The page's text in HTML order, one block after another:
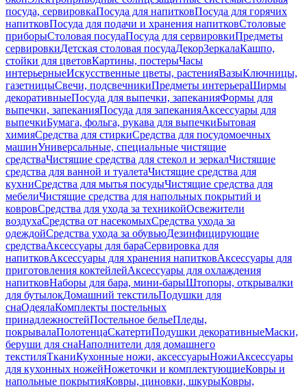
посуда, сервировкаПосуда для напитковПосуда для горячих
напитковПосуда для подачи и хранения напитковСтоловые
приборыСтоловая посудаПосуда для сервировкиПредметы
сервировкиДетская столовая посудаДекорЗеркалаКашпо,
стойки для цветовКартины, постерыЧасы
интерьерныеИскусственные цветы, растенияВазыКлючницы,
газетницыСвечи, подсвечникиПредметы интерьераШирмы
декоративныеПосуда для выпечки, запеканияФормы для
выпечки, запеканияПосуда для запеканияАксессуары для
выпечкиБумага, фольга, рукава для выпечкиБытовая
химияСредства для стиркиСредства для посудомоечных
машинУниверсальные, специальные чистящие
средстваЧистящие средства для стекол и зеркалЧистящие
средства для ванной и туалетаЧистящие средства для
кухниСредства для мытья посудыЧистящие средства для
мебелиЧистящие средства для напольных покрытий и
ковровСредства для ухода за техникойОсвежители
воздухаСредства от насекомыхСредства ухода за
одеждойСредства ухода за обувьюДезинфицирующие
средстваАксессуары для бараСервировка для
напитковАксессуары для хранения напитковАксессуары для
приготовления коктейлейАксессуары для охлаждения
напитковНаборы для бара, мини-барыШтопоры, открывалки
для бутылокДомашний текстильПодушки для
снаОдеялаКомплекты постельных
принадлежностейПостельное бельеПледы,
покрывалаПолотенцаСкатертиПодушки декоративныеМаски,
беруши для снаНаполнители для домашнего
текстиляТканиКухонные ножи, аксессуарыНожиАксессуары
для кухонных ножейНожеточки и комплектующиеКовры и
напольные покрытияКовры, циновки, шкурыКовры,